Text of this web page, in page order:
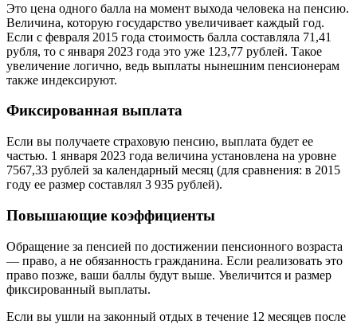
Это цена одного балла на момент выхода человека на пенсию.
Величина, которую государство увеличивает каждый год.
Если с февраля 2015 года стоимость балла составляла 71,41
рубля, то с января 2023 года это уже 123,77 рублей. Такое
увеличение логично, ведь выплаты нынешним пенсионерам
также индексируют.
Фиксированная выплата
Если вы получаете страховую пенсию, выплата будет ее
частью. 1 января 2023 года величина установлена на уровне
7567,33 рублей за календарный месяц (для сравнения: в 2015
году ее размер составлял 3 935 рублей).
Повышающие коэффициенты
Обращение за пенсией по достижении пенсионного возраста
— право, а не обязанность гражданина. Если реализовать это
право позже, ваши баллы будут выше. Увеличится и размер
фиксированный выплаты.
Если вы ушли на законный отдых в течение 12 месяцев после